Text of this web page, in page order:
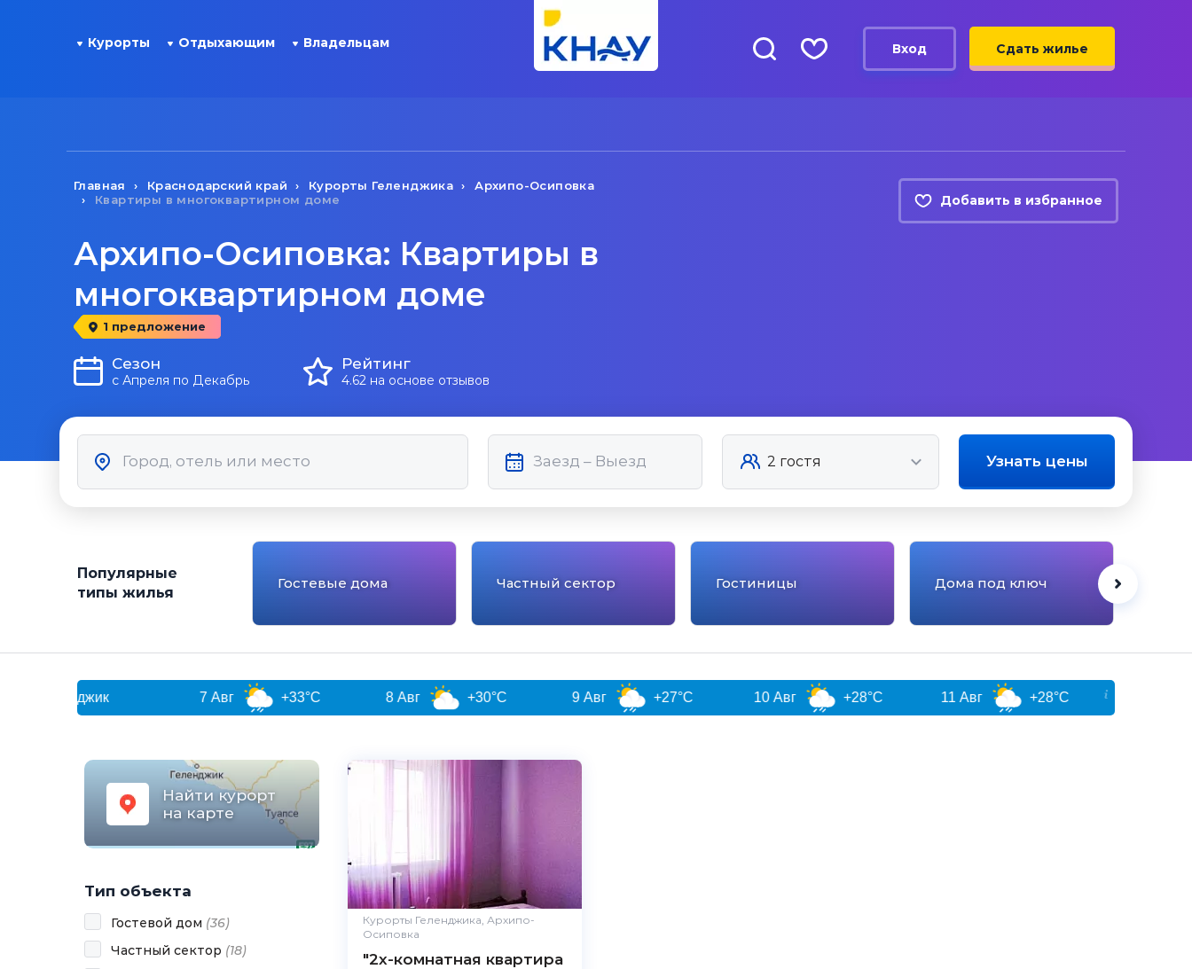
Курорты Отдыхающим Владельцам Вход Сдать жилье
Главная Краснодарский край Курорты Геленджика
Архипо-Осиповка
Квартиры в многоквартирном доме
Добавить в избранное
Архипо-Осиповка: Квартиры в
многоквартирном доме
1 предложение
Сезон
с Апреля по Декабрь
Рейтинг
4.62 на основе отзывов
Узнать цены
Популярные
типы жилья
Гостевые дома Частный сектор Гостиницы Дома под ключ
+33°C 8 Авг +30°C 9 Авг +27°C 10 Авг +28°C 11 Авг +28°C 12 Авг
Найти курорт
на карте
Тип объекта
Гостевой дом (36)
Частный сектор (18)
Курорты Геленджика, Архипо-
Осиповка
"2х-комнатная квартира